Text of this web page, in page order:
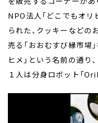
NPO法人「どこでもオリ
られた、クッキーなどの
売る「おおむすび縁市場
ヒメ」という名前の通り
１人は分身ロボット「